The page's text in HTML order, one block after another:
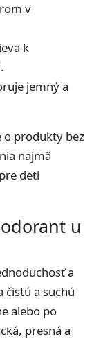
v
k
jemný a
o produkty bez
najmä
deti
u
a
čistú a suchú
alebo po
presná a